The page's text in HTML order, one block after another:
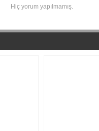
Hiç yorum yapılmamış.